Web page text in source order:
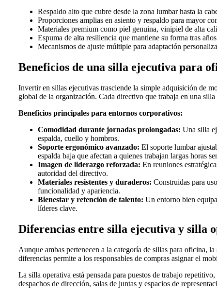
Respaldo alto que cubre desde la zona lumbar hasta la
Proporciones amplias en asiento y respaldo para mayor
Materiales premium como piel genuina, vinipiel de alta
Espuma de alta resiliencia que mantiene su forma tras
Mecanismos de ajuste múltiple para adaptación
Beneficios de una silla ejecutiva para
Invertir en sillas ejecutivas trasciende la simple adquisición de
global de la organización. Cada directivo que trabaja en una
Beneficios principales para entornos corporativos:
Comodidad durante jornadas prolongadas: Una silla
espalda, cuello y hombros.
Soporte ergonómico avanzado: El soporte lumbar
espalda baja que afectan a quienes trabajan largas horas
Imagen de liderazgo reforzada: En reuniones
autoridad del directivo.
Materiales resistentes y duraderos: Construidas para
funcionalidad y apariencia.
Bienestar y retención de talento: Un entorno bien
líderes clave.
Diferencias entre silla ejecutiva y silla
Aunque ambas pertenecen a la categoría de sillas para oficina,
diferencias permite a los responsables de compras asignar el
La silla operativa está pensada para puestos de trabajo
despachos de dirección, salas de juntas y espacios de